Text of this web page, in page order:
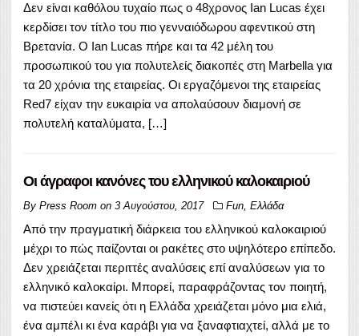
Δεν είναι καθόλου τυχαίο πως ο 48χρονος Ian Lucas έχει
κερδίσει τον τίτλο του πιο γενναιόδωρου αφεντικού στη
Βρετανία. Ο Ian Lucas πήρε και τα 42 μέλη του
προσωπικού του για πολυτελείς διακοπές στη Marbella για
τα 20 χρόνια της εταιρείας. Οι εργαζόμενοι της εταιρείας
Red7 είχαν την ευκαιρία να απολαύσουν διαμονή σε
πολυτελή καταλύματα, […]
Οι άγραφοι κανόνες του ελληνικού καλοκαιριού
By Press Room on 3 Αυγούστου, 2017 Fun Ελλάδα
Από την πραγματική διάρκεια του ελληνικού καλοκαιριού
μέχρι το πώς παίζονται οι ρακέτες στο υψηλότερο επίπεδο.
Δεν χρειάζεται περιττές αναλύσεις επί αναλύσεων για το
ελληνικό καλοκαίρι. Μπορεί, παραφράζοντας τον ποιητή,
να πιστεύει κανείς ότι η Ελλάδα χρειάζεται μόνο μια ελιά,
ένα αμπέλι κι ένα καράβι για να ξαναφτιαχτεί, αλλά με το